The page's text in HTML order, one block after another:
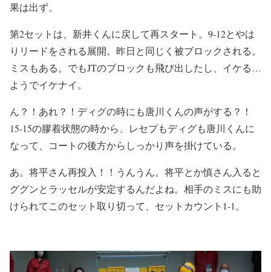
果は出ず。
第2セットは、新井くんに戻して再スタート。9-12とやは
りリードをされる展開。昨日と同じく被ブロックされる。
ミスもある。でもJTのブロックも飛び出したし、イケる…
ようでイケナイ。
ん？！あれ？！ディグの時にも唐川くんの声がする？！
15-15の膠着状態の時から、レセプもディグも唐川くんに
なって、コートの後方からしっかり声を掛けている。
あ。将平さん再投入！！うんうん。将平とか慎さん入ると
ググンとラッセルが安定するんだよね。相手のミスにも助
けられてこのセット取り切って、セットカウント1-1。